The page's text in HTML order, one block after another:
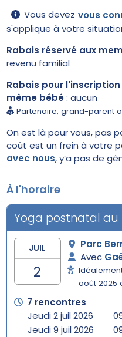
Vous devez vous
s'applique à votre
Rabais réservé aux
revenu familial
Rabais pour
même bébé: aucun
Partenaire, grand-parent
On est là pour vous, pas
coût est un frein à votre
avec nous, y’a pas de
À l'horaire
Yoga postnatal au
JUIL
2
7 rencontres
Jeudi 2 juil 2026
Jeudi 9 juil 2026
Parc
Avec
août 2025